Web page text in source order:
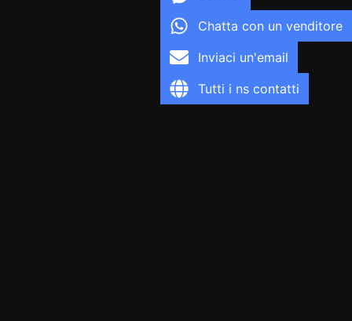
Chatta con un venditore
Inviaci un'email
Tutti i ns contatti